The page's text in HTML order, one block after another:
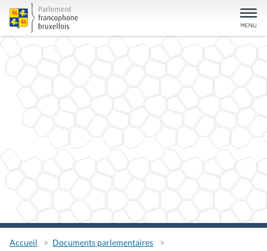
Accueil
Documents parlementaires